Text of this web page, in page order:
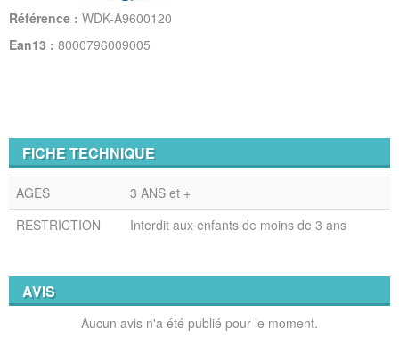
Référence : WDK-A9600120
Ean13 : 8000796009005
FICHE TECHNIQUE
AGES
3 ANS et +
RESTRICTION
Interdit aux enfants de moins de 3 ans
AVIS
Aucun avis n'a été publié pour le moment.